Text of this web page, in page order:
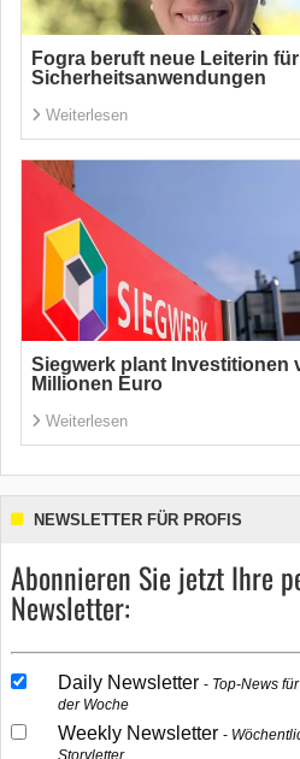
Fogra beruft neue Leiterin für
Sicherheitsanwendungen
Weiterlesen
Siegwerk plant Investitionen
Millionen Euro
Weiterlesen
NEWSLETTER FÜR PROFIS
Abonnieren Sie jetzt Ihre
Newsletter:
Daily Newsletter
Top-News
der Woche
Weekly Newsletter
Storyletter